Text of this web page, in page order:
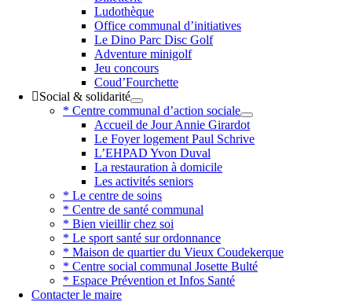
Ludothèque
Office communal d’initiatives
Le Dino Parc Disc Golf
Adventure minigolf
Jeu concours
Coud’Fourchette
Social & solidarité
* Centre communal d’action sociale
Accueil de Jour Annie Girardot
Le Foyer logement Paul Schrive
L’EHPAD Yvon Duval
La restauration à domicile
Les activités seniors
* Le centre de soins
* Centre de santé communal
* Bien vieillir chez soi
* Le sport santé sur ordonnance
* Maison de quartier du Vieux Coudekerque
* Centre social communal Josette Bulté
* Espace Prévention et Infos Santé
Contacter le maire